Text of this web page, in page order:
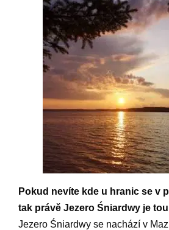
Pokud nevíte kde u hranic se v
tak právě Jezero Śniardwy je
Jezero Śniardwy se nachází v